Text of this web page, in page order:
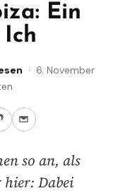
Ein
Ich
· 6. November
so an, als
hier: Dabei